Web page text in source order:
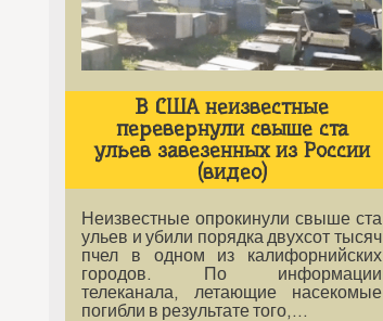
В США неизвестные
перевернули свыше ста
ульев завезенных из России
(видео)
Неизвестные опрокинули свыше ста
ульев и убили порядка двухсот тысяч
пчел в одном из калифорнийских
городов. По информации
телеканала, летающие насекомые
погибли в результате того,…